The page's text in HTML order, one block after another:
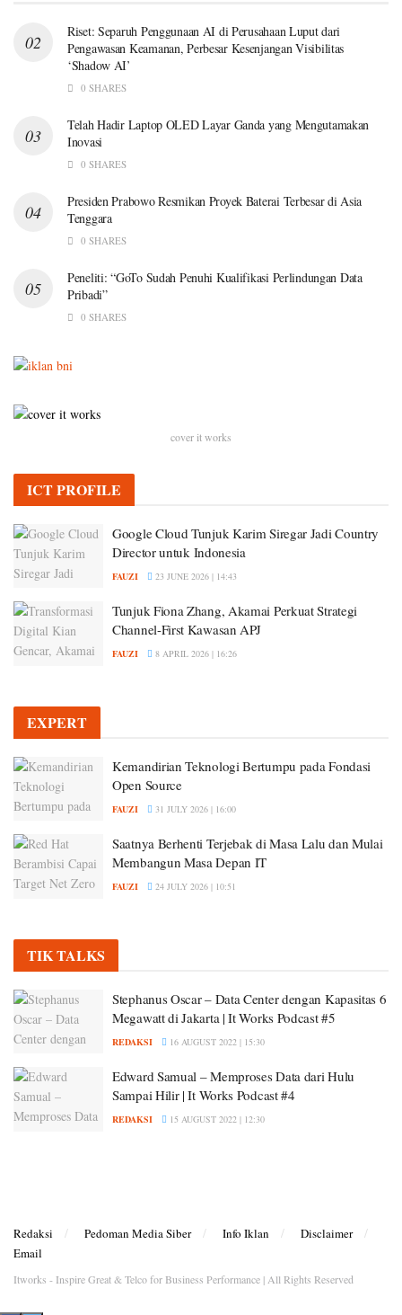
Riset: Separuh Penggunaan AI di Perusahaan Luput dari
Pengawasan Keamanan, Perbesar Kesenjangan Visibilitas
‘Shadow AI’
0 SHARES
Telah Hadir Laptop OLED Layar Ganda yang Mengutamakan
Inovasi
0 SHARES
Presiden Prabowo Resmikan Proyek Baterai Terbesar di Asia
Tenggara
0 SHARES
Peneliti: “GoTo Sudah Penuhi Kualifikasi Perlindungan Data
Pribadi”
0 SHARES
cover it works
ICT PROFILE
Google Cloud Tunjuk Karim Siregar Jadi Country
Director untuk Indonesia
FAUZI 23 JUNE 2026 | 14:43
Tunjuk Fiona Zhang, Akamai Perkuat Strategi
Channel-First Kawasan APJ
FAUZI 8 APRIL 2026 | 16:26
EXPERT
Kemandirian Teknologi Bertumpu pada Fondasi
Open Source
FAUZI 31 JULY 2026 | 16:00
Saatnya Berhenti Terjebak di Masa Lalu dan Mulai
Membangun Masa Depan IT
FAUZI 24 JULY 2026 | 10:51
TIK TALKS
Stephanus Oscar – Data Center dengan Kapasitas 6
Megawatt di Jakarta | It Works Podcast #5
REDAKSI 16 AUGUST 2022 | 15:30
Edward Samual – Memproses Data dari Hulu
Sampai Hilir | It Works Podcast #4
REDAKSI 15 AUGUST 2022 | 12:30
Redaksi Pedoman Media Siber Info Iklan
Disclaimer
Email
Itworks - Inspire Great & Telco for Business Performance | All Rights Reserved